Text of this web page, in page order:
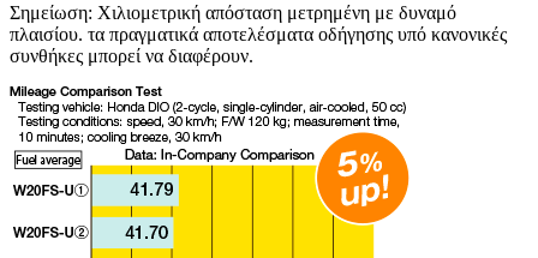
Σημείωση: Χιλιομετρική απόσταση μετρημένη με δυναμό
πλαισίου. τα πραγματικά αποτελέσματα οδήγησης υπό κανονικές
συνθήκες μπορεί να διαφέρουν.